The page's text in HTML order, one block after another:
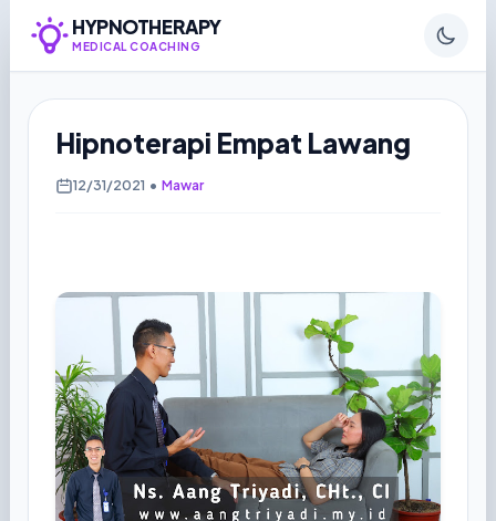
HYPNOTHERAPY
MEDICAL COACHING
Hipnoterapi Empat Lawang
12/31/2021 • Mawar